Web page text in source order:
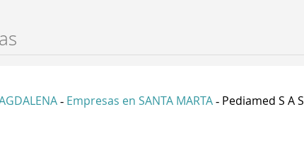
- Empresas en SANTA MARTA - Pediamed S A S